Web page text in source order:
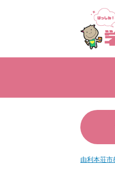
由利本荘市